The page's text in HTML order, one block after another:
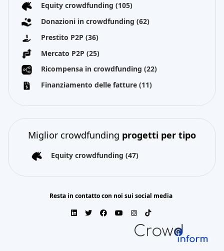
Equity crowdfunding (105)
Donazioni in crowdfunding (62)
Prestito P2P (36)
Mercato P2P (25)
Ricompensa in crowdfunding (22)
Finanziamento delle fatture (11)
Miglior crowdfunding progetti per tipo
Equity crowdfunding (47)
Resta in contatto con noi sui social media